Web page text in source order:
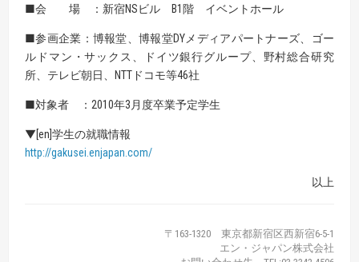
■会 場 ：新宿NSビル B1階 イベントホール
■参画企業：博報堂、博報堂DYメディアパートナーズ、ゴー
ルドマン・サックス、ドイツ銀行グループ、野村総合研究
所、テレビ朝日、NTTドコモ等46社
■対象者 ：2010年3月度卒業予定学生
▼[en]学生の就職情報
http://gakusei.enjapan.com/
以上
〒163-1320 東京都新宿区西新宿6-5-1
エン・ジャパン株式会社